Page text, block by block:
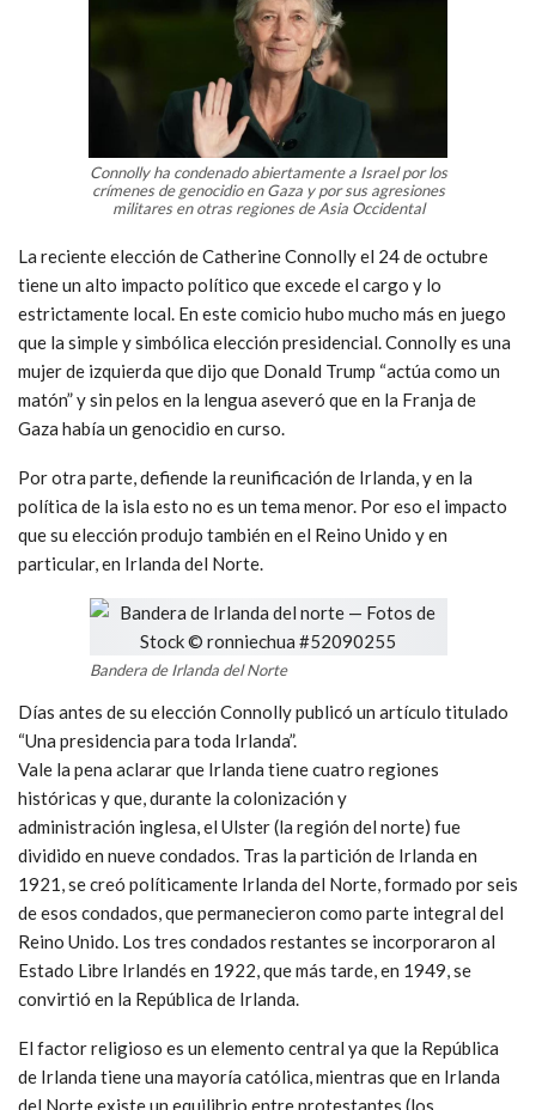
Connolly ha condenado abiertamente a Israel por los
crímenes de genocidio en Gaza y por sus agresiones
militares en otras regiones de Asia Occidental
La reciente elección de Catherine Connolly el 24 de octubre
tiene un alto impacto político que excede el cargo y lo
estrictamente local. En este comicio hubo mucho más en juego
que la simple y simbólica elección presidencial. Connolly es una
mujer de izquierda que dijo que Donald Trump “actúa como un
matón” y sin pelos en la lengua aseveró que en la Franja de
Gaza había un genocidio en curso.
Por otra parte, defiende la reunificación de Irlanda, y en la
política de la isla esto no es un tema menor. Por eso el impacto
que su elección produjo también en el Reino Unido y en
particular, en Irlanda del Norte.
Bandera de Irlanda del Norte
Días antes de su elección Connolly publicó un artículo titulado
“Una presidencia para toda Irlanda”.
Vale la pena aclarar que Irlanda tiene cuatro regiones
históricas y que, durante la colonización y
administración inglesa, el Ulster (la región del norte) fue
dividido en nueve condados. Tras la partición de Irlanda en
1921, se creó políticamente Irlanda del Norte, formado por seis
de esos condados, que permanecieron como parte integral del
Reino Unido. Los tres condados restantes se incorporaron al
Estado Libre Irlandés en 1922, que más tarde, en 1949, se
convirtió en la República de Irlanda.
El factor religioso es un elemento central ya que la República
de Irlanda tiene una mayoría católica, mientras que en Irlanda
del Norte existe un equilibrio entre protestantes (los